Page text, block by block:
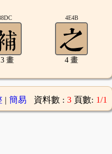
畫
4E4B
4 畫
| 簡易 資料數 : 3 頁數: 1/1